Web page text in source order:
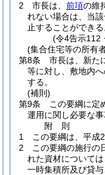
2
市長は、 前項の維
れない場合は、当
止することができる
(令4告示112
(集合住宅等の所有
第8条
市長は、新た
等に対し、敷地内
する。
(補則)
第9条
この要綱に定
運用に関し必要な事
附 則
1
この要綱は、平成
2
この要綱の施行の
れた資材について
一時集積所及び貸与